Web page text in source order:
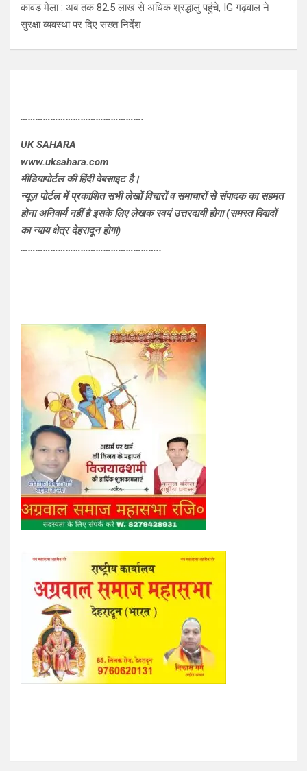
कावड़ मेला : अब तक 82.5 लाख से अधिक श्रद्धालु पहुंचे, IG गढ़वाल ने
सुरक्षा व्यवस्था पर दिए सख्त निर्देश
………………………………………….
UK SAHARA
www.uksahara.com
मीडियापोर्टल की हिंदी वेबसाइट है।
न्यूज़ पोर्टल में प्रकाशित सभी लेखों विचारों व समाचारों से संपादक का सहमत
होना अनिवार्य नहीं है इसके लिए लेखक स्वयं उत्तरदायी होगा (समस्त विवादों
का न्याय क्षेत्र देहरादून होगा)
………………………………………………..